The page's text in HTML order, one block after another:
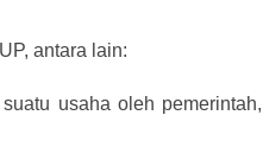
antara lain:
usaha oleh